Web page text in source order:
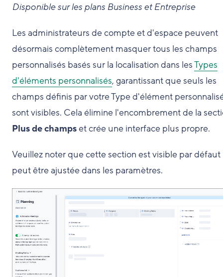
Disponible sur les plans Business et Entreprise
Les administrateurs de compte et d'espace peuvent
désormais complètement masquer tous les champs
personnalisés basés sur la localisation dans lesTypes
d'éléments personnalisés, garantissant que seuls les
champs définis par votre Type d'élément
sont visibles. Cela élimine l'encombrement de la
Plus de champset crée une interface plus propre.
Veuillez noter que cette section est visible par défaut
peut être ajustée dans les paramètres.